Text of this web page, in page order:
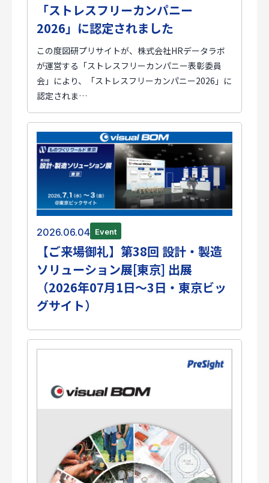
「ストレスフリーカンパニー
2026」に認定されました
この度図研プリサイトが、株式会社HRデータラボ
が運営する「ストレスフリーカンパニー表彰委員
会」により、「ストレスフリーカンパニー2026」に
認定されま…
2026.06.04 Event
【ご来場御礼】第38回 設計・製造
ソリューション展[東京] 出展
（2026年07月1日～3日・東京ビッ
グサイト）